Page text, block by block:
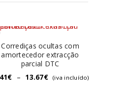
Corrediças ocultas com
amortecedor extracção
parcial DTC
€ – 13.67€ (iva incluído)